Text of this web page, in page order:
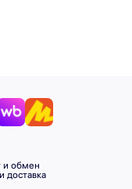
и обмен
доставка